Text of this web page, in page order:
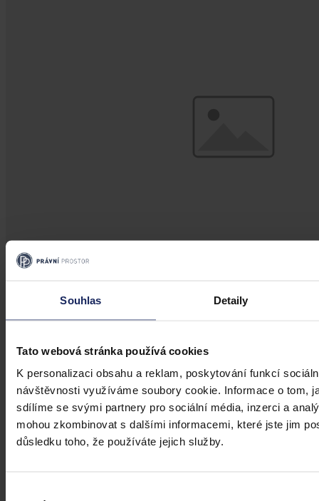
Souhlas Detaily
Tato webová stránka používá cookies
K personalizaci obsahu a reklam, poskytování funkcí
návštěvnosti využíváme soubory cookie. Informace o tom,
sdílíme se svými partnery pro sociální média, inzerci a
mohou zkombinovat s dalšími informacemi, které jste jim
důsledku toho, že používáte jejich služby.
Ruský podnik neuspěl s kasační stížností
v zahraničí neuspěl s kasační stížností kvůli zablokování českého
bankovního účtu.
ČTK • 31. července 2026, 10:55